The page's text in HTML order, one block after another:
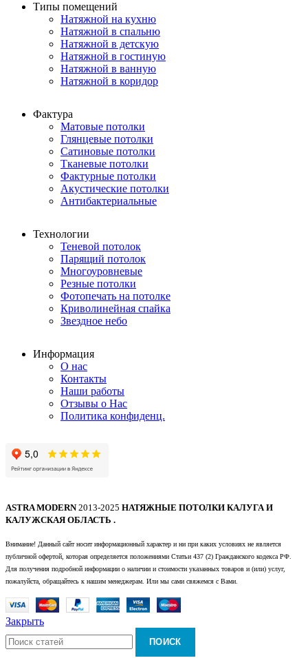
Типы помещений
Натяжной на кухню
Натяжной в спальню
Натяжной в детскую
Натяжной в гостиную
Натяжной в ванную
Натяжной в коридор
Фактура
Матовые потолки
Глянцевые потолки
Сатиновые потолки
Тканевые потолки
Фактурные потолки
Акустические потолки
Антибактериальные
Технологии
Теневой потолок
Парящий потолок
Многоуровневые
Резные потолки
Фотопечать на потолке
Криволинейная спайка
Звездное небо
Информация
О нас
Контакты
Наши работы
Отзывы о Нас
Политика конфиденц.
ASTRA MODERN2013-2025 НАТЯЖНЫЕ ПОТОЛКИ КАЛУГА И
КАЛУЖСКАЯ ОБЛАСТЬ .
Внимание! Данный сайт носит информационный характер и ни при каких условиях не является
публичной офертой, которая определяется положениями Статьи 437 (2) Гражданского кодекса РФ.
Для получения подробной информации о наличии и стоимости указанных товаров и (или) услуг,
пожалуйста, обращайтесь к нашим менеджерам. Или мы сами свяжемся с Вами.
Закрыть
ПОИСК